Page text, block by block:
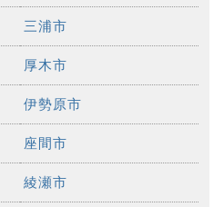
三浦市
厚木市
伊勢原市
座間市
綾瀬市